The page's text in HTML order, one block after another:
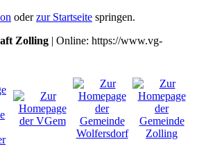
oderzur Startseite springen.
Zolling | Online: https://www.vg-